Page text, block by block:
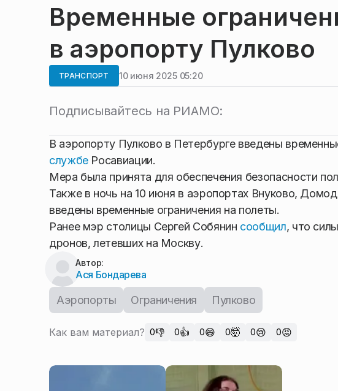
Временные
в аэропорту Пулково
ТРАНСПОРТ 10 июня 2025 05:20
Подписывайтесь на РИАМО:
В аэропорту Пулково в Петербурге введены
службеРосавиации.
Мера была принята для обеспечения безопасности
Также в ночь на 10 июня в аэропортах Внуково,
введены временные ограничения на полеты.
Ранее мэр столицы Сергей Собянин сообщил, что
дронов, летевших на Москву.
Автор:
Ася Бондарева
Аэропорты Ограничения Пулково
Как вам материал? 0👎 0👍 0😄 0🤯 0😢 0😡